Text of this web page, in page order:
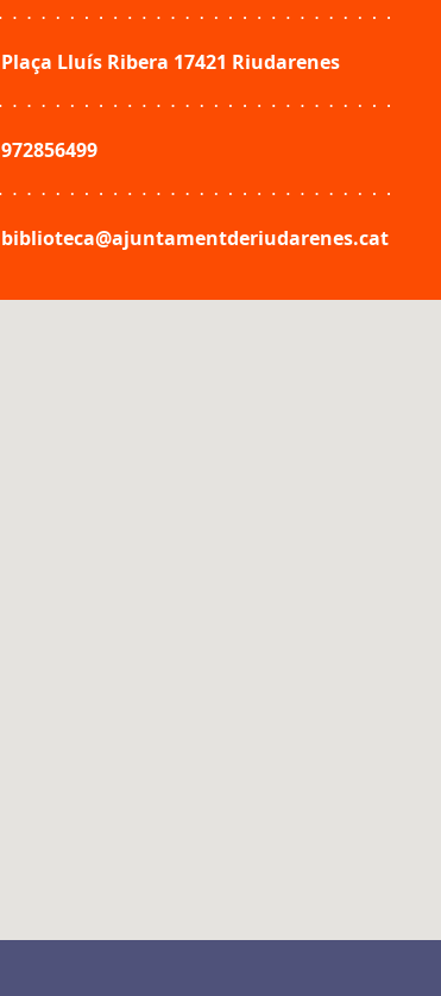
Plaça Lluís Ribera 17421 Riudarenes
972856499
biblioteca@ajuntamentderiudarenes.cat